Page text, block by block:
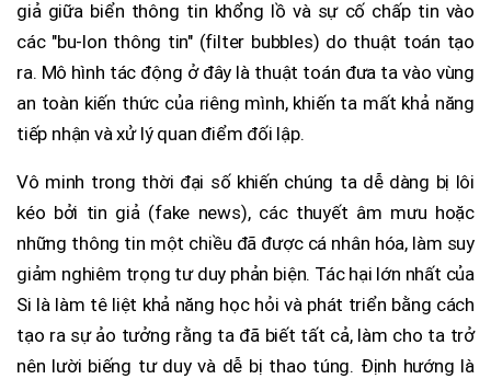
giả giữa biển thông tin khổng lồ và sự cố chấp tin vào
các "bu-lon thông tin" (filter bubbles) do thuật toán tạo
ra. Mô hình tác động ở đây là thuật toán đưa ta vào vùng
an toàn kiến thức của riêng mình, khiến ta mất khả năng
tiếp nhận và xử lý quan điểm đối lập.
Vô minh trong thời đại số khiến chúng ta dễ dàng bị lôi
kéo bởi tin giả (fake news), các thuyết âm mưu hoặc
những thông tin một chiều đã được cá nhân hóa, làm suy
giảm nghiêm trọng tư duy phản biện. Tác hại lớn nhất của
Si là làm tê liệt khả năng học hỏi và phát triển bằng cách
tạo ra sự ảo tưởng rằng ta đã biết tất cả, làm cho ta trở
nên lười biếng tư duy và dễ bị thao túng. Định hướng là